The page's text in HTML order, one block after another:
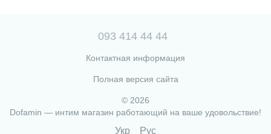
093 414 44 44
Контактная информация
Полная версия сайта
© 2026
Dofamin — интим магазин работающий на ваше удовольствие!
Укр Рус